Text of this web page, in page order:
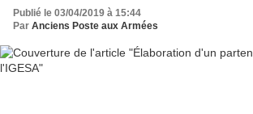
Publié le 03/04/2019 à 15:44
Par Anciens Poste aux Armées